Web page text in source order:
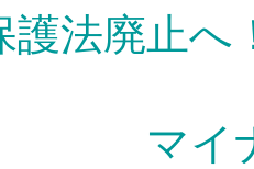
護法廃止へ
ンバー